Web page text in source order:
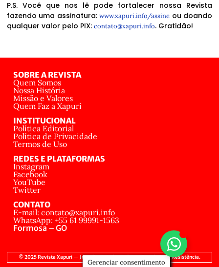
P.S. Você que nos lê pode fortalecer nossa Revista
fazendo uma assinatura:www.xapuri.info/assine ou doando
qualquer valor pelo PIX: contato@xapuri.info. Gratidão!
SOBRE A REVISTA
Quem Somos
Nossa História
Missão e Valores
Quem Faz a Xapuri
INSTITUCIONAL
Política Editorial
Política de Privacidade
Termos de Uso
REDES E PLATAFORMAS
Instagram
Facebook
YouTube
Twitter
CONTATO
E-mail: contato@xapuri.info
WhatsApp: +55 61 99991-1563
Formosa – GO
© 2025 Revista Xapuri — Jornalismo Independente, Popular e de Resistência.
Gerenciar consentimento